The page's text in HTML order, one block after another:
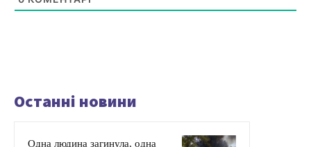
Останні новини
Одна людина загинула, одна